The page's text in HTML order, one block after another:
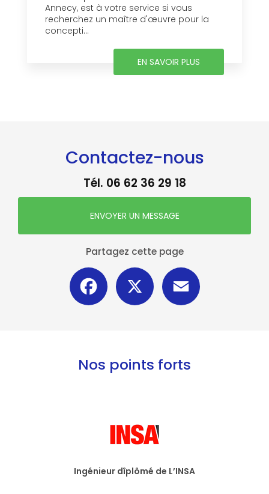
Annecy, est à votre service si vous
recherchez un maître d'œuvre pour la
concepti...
EN SAVOIR PLUS
Contactez-nous
Tél. 06 62 36 29 18
ENVOYER UN MESSAGE
Partagez cette page
Facebook
Nos points forts
Ingénieur dîplômé de L’INSA